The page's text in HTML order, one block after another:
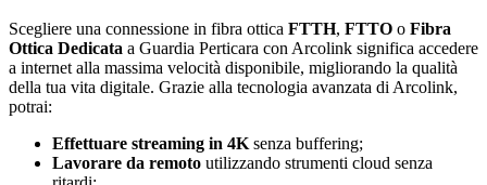
Scegliere una connessione in fibra ottica FTTH, FTTO o Fibra
Ottica Dedicata a Guardia Perticara con Arcolink significa accedere
a internet alla massima velocità disponibile, migliorando la qualità
della tua vita digitale. Grazie alla tecnologia avanzata di Arcolink,
potrai:
Effettuare streaming in 4K senza buffering;
Lavorare da remoto utilizzando strumenti cloud senza